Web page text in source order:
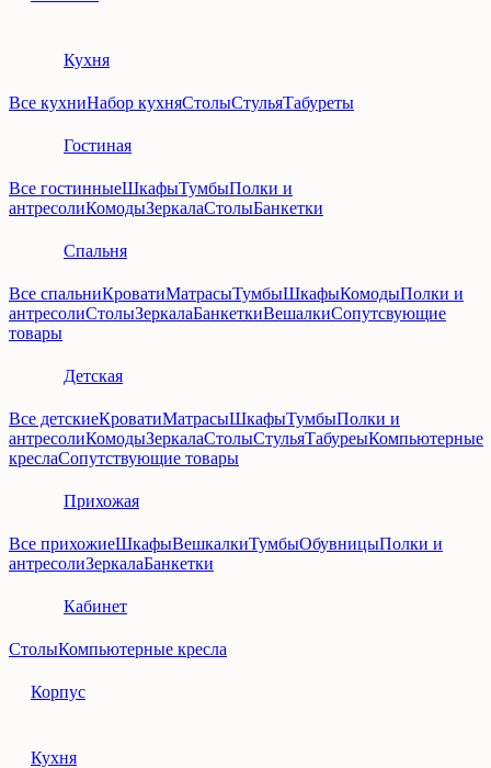
Кухня
Все кухниНабор кухняСтолыСтульяТабуреты
Гостиная
Все гостинныеШкафыТумбыПолки и
антресолиКомодыЗеркалаСтолыБанкетки
Спальня
Все спальниКроватиМатрасыТумбыШкафыКомодыПолки и
антресолиСтолыЗеркалаБанкеткиВешалкиСопутсвующие
товары
Детская
Все детскиеКроватиМатрасыШкафыТумбыПолки и
антресолиКомодыЗеркалаСтолыСтульяТабуреыКомпьютерные
креслаСопутствующие товары
Прихожая
Все прихожиеШкафыВешкалкиТумбыОбувницыПолки и
антресолиЗеркалаБанкетки
Кабинет
СтолыКомпьютерные кресла
Корпус
Кухня